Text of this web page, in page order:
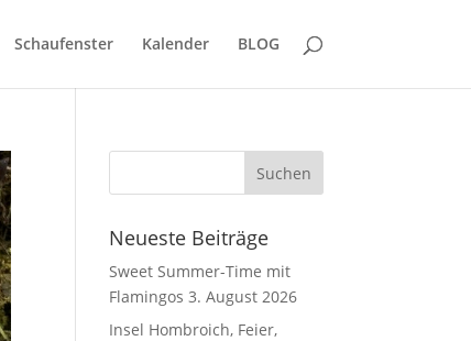
Schaufenster Kalender BLOG
Neueste Beiträge
Sweet Summer-Time mit
Flamingos 3. August 2026
Insel Hombroich, Feier,